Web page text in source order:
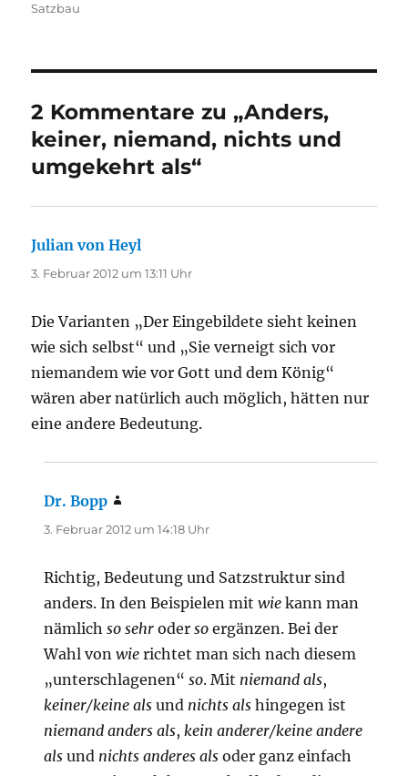
Satzbau
2 Kommentare zu „Anders,
keiner, niemand, nichts und
umgekehrt als“
Julian von Heyl
3. Februar 2012 um 13:11 Uhr
Die Varianten „Der Eingebildete sieht keinen
wie sich selbst“ und „Sie verneigt sich vor
niemandem wie vor Gott und dem König“
wären aber natürlich auch möglich, hätten nur
eine andere Bedeutung.
Dr. Bopp
3. Februar 2012 um 14:18 Uhr
Richtig, Bedeutung und Satzstruktur sind
anders. In den Beispielen mitwie kann man
nämlichso sehr oderso ergänzen. Bei der
Wahl vonwie richtet man sich nach diesem
„unterschlagenen“so. Mit niemand als,
keiner/keine als und nichts als hingegen ist
niemand anders als,kein anderer/keine andere
alsund nichts anderes als oder ganz einfach